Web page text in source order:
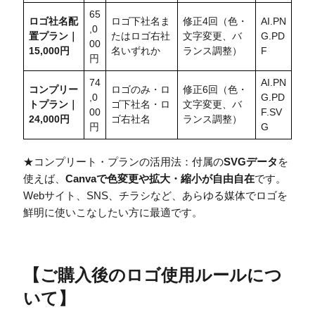
ロゴ社名配
置プラン｜
15,000円
65
,0
00
円
ロゴ下社名ま
たはロゴ右社
名いずれか
修正4回（色・
文字変更、バ
ランス調整）
AI.PN
G.PD
F
コンプリー
トプラン｜
24,000円
74
,0
00
円
ロゴのみ・ロ
ゴ下社名・ロ
ゴ右社名
修正6回（色・
文字変更、バ
ランス調整）
AI.PN
G.PD
F.SV
G
★コンプリート・プランの活用法：付属のSVGデータ を
使えば、 Canvaで色変更や拡大・縮小が自由自在です。
Webサイト、SNS、チラシなど、あらゆる媒体でロゴを
鮮明に使いこなしたい方に最適です。
【ご購入後のロゴ使用ルールにつ
いて 】